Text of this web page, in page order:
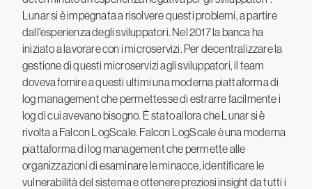
Lunar si è impegnata a risolvere questi problemi, a partire
dall'esperienza degli sviluppatori. Nel 2017 la banca ha
iniziato a lavorare con i microservizi. Per decentralizzare la
gestione di questi microservizi agli sviluppatori, il team
doveva fornire a questi ultimi una moderna piattaforma di
log management che permettesse di estrarre facilmente i
log di cui avevano bisogno. È stato allora che Lunar si è
rivolta a Falcon LogScale. Falcon LogScale è una moderna
piattaforma di log management che permette alle
organizzazioni di esaminare le minacce, identificare le
vulnerabilità del sistema e ottenere preziosi insight da tutti i